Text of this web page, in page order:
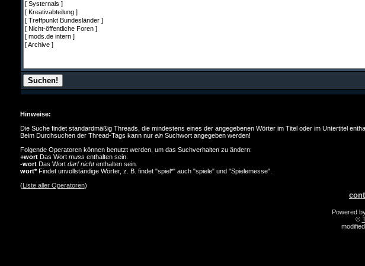
Hinweise:
Die Suche findet standardmäßig Threads, die mindestens eines der angegebenen Wörter im Titel oder im Untertitel
Beim Durchsuchen der Thread-Tags kann nur einSuchwort angegeben werden!
Folgende Operatoren können benutzt werden, um das Suchverhalten zu ändern:
+wortDas Wort mussenthalten sein.
-wortDas Wort darf nichtenthalten sein.
wort*Findet unvollständige Wörter, z. B. findet "spiel*" auch "spiele" und "Spielemesse".
(Liste aller Operatoren)
Powered
©